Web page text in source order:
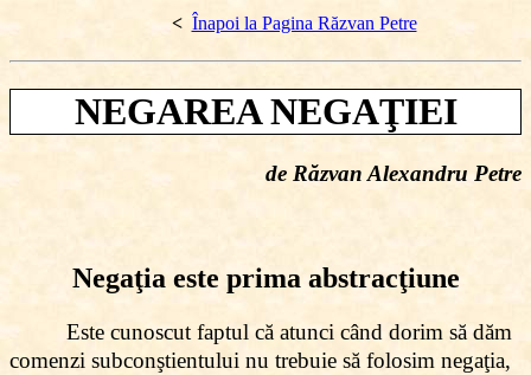
< Înapoi la Pagina Răzvan Petre
NEGAREA NEGAŢIEI
de Răzvan Alexandru Petre
Negaţia este prima abstracţiune
Este cunoscut faptul că atunci când dorim să dăm
comenzi subconştientului nu trebuie să folosim negaţia,